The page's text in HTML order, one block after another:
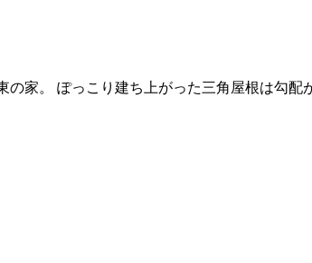
家。 ぽっこり建ち上がった三角屋根は勾